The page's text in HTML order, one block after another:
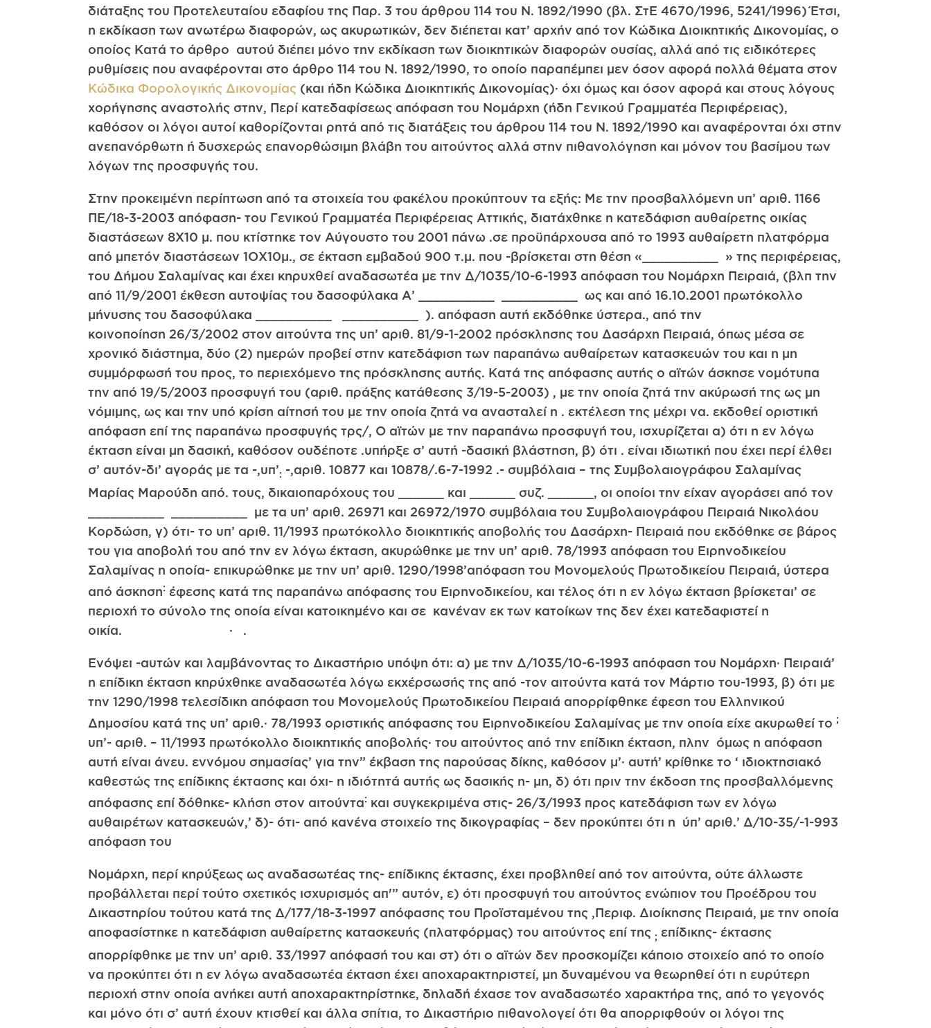
διάταξης του Προτελευταίου εδαφίου της Παρ. 3 του άρθρου 114 του Ν. 1892/1990 (βλ. ΣτΕ 4670/1996, 5241/1996) Έτσι,
η εκδίκαση των ανωτέρω διαφορών, ως ακυρωτικών, δεν διέπεται κατ’ αρχήν από τον Κώδικα Διοικητικής Δικονομίας, ο
οποίος Κατά το άρθρο αυτού διέπει μόνο την εκδίκαση των διοικητικών διαφορών ουσίας, αλλά από τις ειδικότερες
ρυθμίσεις που αναφέρονται στο άρθρο 114 του N. 1892/1990, το οποίο παραπέμπει μεν όσον αφορά πολλά θέματα στον
Κώδικα Φορολoγικής Δικονομίας (και ήδη Κώδικα Διοικητικής Δικονομίας)· όχι όμως και όσον αφορά και στους λόγους
χορήγησης αναστολής στην, Περί κατεδαφίσεως απόφαση του Νομάρχη (ήδη Γενικού Γραμματέα Περιφέρειας),
καθόσον οι λόγοι αυτοί καθορίζονται ρητά από τις διατάξεις του άρθρου 114 του N. 1892/1990 και αναφέρονται όχι στην
ανεπανόρθωτη ή δυσχερώς επανορθώσιμη βλάβη του αιτούντος αλλά στην πιθανολόγηση και μόνον του βασίμου των
λόγων της προσφυγής του.
Στην προκειμένη περίπτωση από τα στοιχεία του φακέλου προκύπτουν τα εξής: Με την προσβαλλόμενη υπ’ αριθ. 1166
ΠΕ/18-3-2003 απόφαση- του Γενικού Γραμματέα Περιφέρειας Αττικής, διατάχθηκε η κατεδάφιση αυθαίρετης οικίας
διαστάσεων 8X10 μ. που κτίστηκε τον Αύγουστο του 2001 πάνω .σε προϋπάρχουσα από το 1993 αυθαίρετη πλατφόρμα
από μπετόν διαστάσεων 1ΟΧ10μ., σε έκταση εμβαδού 900 τ.μ. που -βρίσκεται στη θέση «__________ » της περιφέρειας,
του Δήμου Σαλαμίνας και έχει κηρυχθεί αναδασωτέα με την Δ/1035/10-6-1993 απόφαση του Νομάρχη Πειραιά, (βλπ την
από 11/9/2001 έκθεση αυτοψίας του δασοφύλακα Α’ __________ __________ ως και από 16.10.2001 πρωτόκολλο
μήνυσης του δασοφύλακα __________ __________ ). απόφαση αυτή εκδόθηκε ύστερα., από την
κοινοποίηση 26/3/2002 στον αιτούντα της υπ’ αριθ. 81/9-1-2002 πρόσκλησης του Δασάρχη Πειραιά, όπως μέσα σε
χρονικό διάστημα, δύο (2) ημερών προβεί στην κατεδάφιση των παραπάνω αυθαίρετων κατασκευών του και η μη
συμμόρφωσή του προς, το περιεχόμενο της πρόσκλησης αυτής. Κατά της απόφασης αυτής ο αϊτών άσκησε νομότυπα
την από 19/5/2003 προσφυγή του (αριθ. πράξης κατάθεσης 3/19-5-2003) , με την οποία ζητά την ακύρωσή της ως μη
νόμιμης, ως και την υπό κρίση αίτησή του με την οποία ζητά να ανασταλεί η . εκτέλεση της μέχρι να. εκδοθεί οριστική
απόφαση επί της παραπάνω προσφυγής τρς/, Ο αϊτών με την παραπάνω προσφυγή του, ισχυρίζεται α) ότι η εν λόγω
έκταση είναι μη δασική, καθόσον ουδέποτε .υπήρξε σ’ αυτή -δασική βλάστηση, β) ότι . είναι ιδιωτική που έχει περί έλθει
σ’ αυτόν-δι’ αγοράς με τα -,υπ’: -,αριθ. 10877 και 10878/.6-7-1992 .- συμβόλαια – της Συμβολαιογράφου Σαλαμίνας
Μαρίας Μαρούδη από. τους, δικαιοπαρόχους του ______ και ______ συζ. ______, oι οποίοι την είχαν αγοράσει από τον
__________ __________ με τα υπ’ αριθ. 26971 και 26972/1970 συμβόλαια του Συμβολαιογράφου Πειραιά Νικολάου
Κορδώση, γ) ότι- το υπ’ αριθ. 11/1993 πρωτόκολλο διοικητικής αποβολής του Δασάρχη- Πειραιά που εκδόθηκε σε βάρος
του για αποβολή του από την εν λόγω έκταση, ακυρώθηκε με την υπ’ αριθ. 78/1993 απόφαση του Ειρηνοδικείου
Σαλαμίνας η οποία- επικυρώθηκε με την υπ’ αριθ. 1290/1998’απόφαση του Μονομελούς Πρωτοδικείου Πειραιά, ύστερα
από άσκηση: έφεσης κατά της παραπάνω απόφασης του Ειρηνοδικείου, και τέλος ότι η εν λόγω έκταση βρίσκεται’ σε
περιοχή το σύνολο της οποία είναι κατοικημένο και σε κανέναν εκ των κατοίκων της δεν έχει κατεδαφιστεί η
οικία. · .
Ενόψει -αυτών και λαμβάνοντας το Δικαστήριο υπόψη ότι: α) με την Δ/1035/10-6-1993 απόφαση του Νομάρχη· Πειραιά’
η επίδικη έκταση κηρύχθηκε αναδασωτέα λόγω εκχέρσωσής της από -τον αιτούντα κατά τον Μάρτιο του-1993, β) ότι με
την 1290/1998 τελεσίδικη απόφαση του Μονομελούς Πρωτοδικείου Πειραιά απορρίφθηκε έφεση του Ελληνικού
Δημοσίου κατά της υπ’ αριθ.· 78/1993 οριστικής απόφασης του Ειρηνοδικείου Σαλαμίνας με την οποία είχε ακυρωθεί το ;
υπ’- αριθ. – 11/1993 πρωτόκολλο διοικητικής αποβολής· του αιτούντος από την επίδικη έκταση, πλην όμως η απόφαση
αυτή είναι άνευ. εννόμου σημασίας’ για την” έκβαση της παρούσας δίκης, καθόσον μ’· αυτή’ κρίθηκε το ‘ ιδιοκτησιακό
καθεστώς της επίδικης έκτασης και όχι- η ιδιότητά αυτής ως δασικής η- μη, δ) ότι πριν την έκδοση της προσβαλλόμενης
απόφασης επί δόθηκε- κλήση στον αιτούντα: και συγκεκριμένα στις- 26/3/1993 προς κατεδάφιση των εν λόγω
αυθαιρέτων κατασκευών,’ δ)- ότι- από κανένα στοιχείο της δικογραφίας – δεν προκύπτει ότι η ύπ’ αριθ.’ Δ/10-35/-1-993
απόφαση του
Νομάρχη, περί κηρύξεως ως αναδασωτέας της- επίδικης έκτασης, έχει προβληθεί από τον αιτούντα, ούτε άλλωστε
προβάλλεται περί τούτο σχετικός ισχυρισμός απ'” αυτόν, ε) ότι προσφυγή του αιτούντος ενώπιον του Προέδρου του
Δικαστηρίου τούτου κατά της Δ/177/18-3-1997 απόφασης του Προϊσταμένου της ,Περιφ. Διοίκησης Πειραιά, με την οποία
αποφασίστηκε η κατεδάφιση αυθαίρετης κατασκευής (πλατφόρμας) του αιτούντος επί της ; επίδικης- έκτασης
απορρίφθηκε με την υπ’ αριθ. 33/1997 απόφασή του και στ) ότι ο αϊτών δεν προσκομίζει κάποιο στοιχείο από το οποίο
να προκύπτει ότι η εν λόγω αναδασωτέα έκταση έχει αποχαρακτηριστεί, μη δυναμένου να θεωρηθεί ότι η ευρύτερη
περιοχή στην οποία ανήκει αυτή αποχαρακτηρίστηκε, δηλαδή έχασε τον αναδασωτέο χαρακτήρα της, από το γεγονός
και μόνο ότι σ’ αυτή έχουν κτισθεί και άλλα σπίτια, το Δικαστήριο πιθανολογεί ότι θα απορριφθούν οι λόγοι της